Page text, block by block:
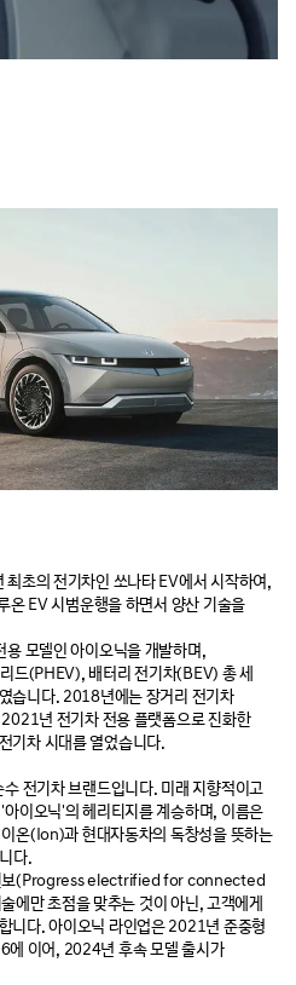
초의 전기차인 쏘나타 EV에서 시작하여,
온 EV 시범운행을 하면서 양산 기술을
모델인 아이오닉을 개발하며,
드(PHEV), 배터리 전기차(BEV) 총 세
습니다. 2018년에는장거리 전기차
년 전기차 전용 플랫폼으로 진화한
기차 시대를 열었습니다.
전기차 브랜드입니다. 미래 지향적이고
아이오닉'의 헤리티지를 계승하며, 이름은
이온(Ion)과현대자동차의 독창성을 뜻하는
다.
보(Progress electrified for connected
에만 초점을 맞추는 것이 아닌, 고객에게
니다. 아이오닉 라인업은 2021년 준중형
이어, 2024년 후속 모델 출시가